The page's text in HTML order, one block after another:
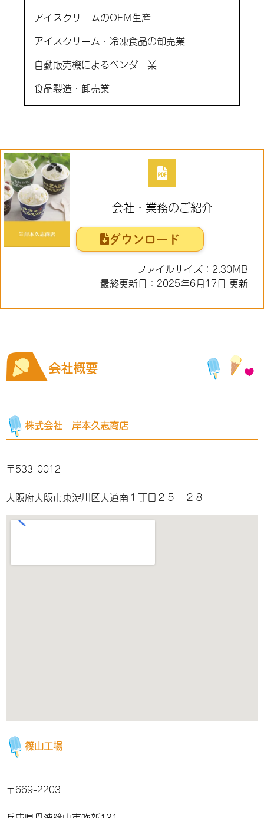
アイスクリームのOEM生産
アイスクリーム・冷凍食品の卸売業
自動販売機によるベンダー業
食品製造・卸売業
会社・業務のご紹介
ダウンロード
ファイルサイズ：2.30MB
最終更新日：2025‎年‎6‎月‎17‎日 更新
会社概要
株式会社 岸本久志商店
〒533-0012
大阪府大阪市東淀川区大道南１丁目２５−２８
篠山工場
〒669-2203